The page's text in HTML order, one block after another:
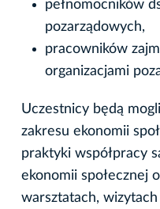
pełnomocników
pozarządowych,
pracowników
organizacjami
Uczestnicy będą
zakresu ekonomii
praktyki współpracy
ekonomii społecznej
warsztatach,